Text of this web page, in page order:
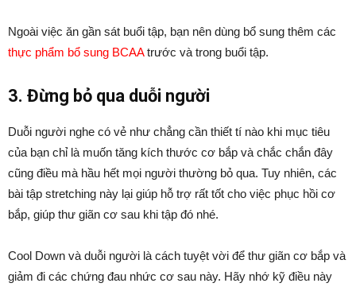
Ngoài việc ăn gần sát buổi tập, bạn nên dùng bổ sung thêm các
thực phẩm bổ sung BCAAtrước và trong buổi tập.
3. Đừng bỏ qua duỗi người
Duỗi người nghe có vẻ như chẳng cần thiết tí nào khi mục tiêu
của bạn chỉ là muốn tăng kích thước cơ bắp và chắc chắn đây
cũng điều mà hầu hết mọi người thường bỏ qua. Tuy nhiên, các
bài tập stretching này lại giúp hỗ trợ rất tốt cho việc phục hồi cơ
bắp, giúp thư giãn cơ sau khi tập đó nhé.
Cool Down và duỗi người là cách tuyệt vời để thư giãn cơ bắp và
giảm đi các chứng đau nhức cơ sau này. Hãy nhớ kỹ điều này